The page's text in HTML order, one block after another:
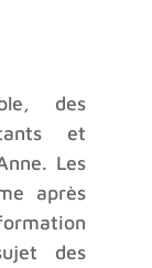
des
et
Les
après
des